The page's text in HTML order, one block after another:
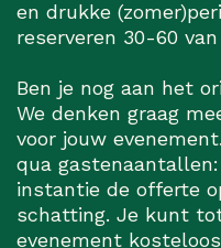
en drukke
reserveren 30-60
Ben je nog aan het
We denken graag
voor jouw
qua
instantie de offerte
schatting. Je kunt
evenement